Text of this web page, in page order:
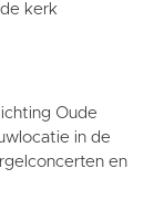
kerk
Oude
in de
en